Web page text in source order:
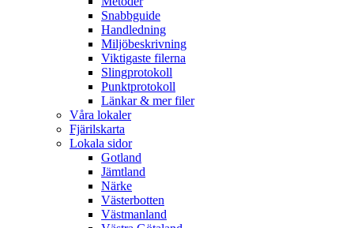
Snabbguide
Handledning
Miljöbeskrivning
Viktigaste filerna
Slingprotokoll
Punktprotokoll
Länkar & mer filer
Våra lokaler
Fjärilskarta
Lokala sidor
Gotland
Jämtland
Närke
Västerbotten
Västmanland